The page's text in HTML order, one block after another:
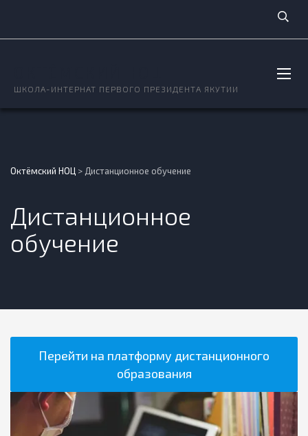
ШКОЛА-ИНТЕРНАТ ПЕРВОГО ПРЕЗИДЕНТА ЯКУТИИ
Октёмский НОЦ > Дистанционное обучение
Дистанционное
обучение
Перейти на платформу дистанционного
образования